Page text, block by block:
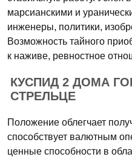
марсианскими и
инженеры, политики,
Возможность тайного
к наживе, ревностное
КУСПИД 2 ДОМА
СТРЕЛЬЦЕ
Положение облегчает
способствует валютным
ценные способности в